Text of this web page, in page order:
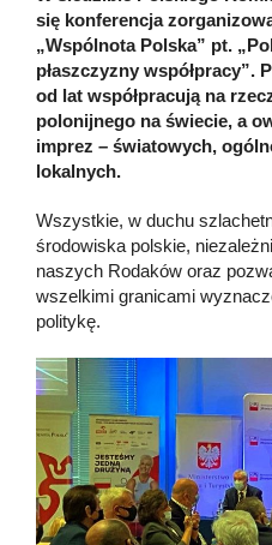
się konferencja
„Wspólnota Polska” pt.
płaszczyzny współpracy”.
od lat współpracują na
polonijnego na świecie, a
imprez – światowych,
lokalnych.
Wszystkie, w duchu
środowiska polskie,
naszych Rodaków oraz
wszelkimi granicami
politykę.